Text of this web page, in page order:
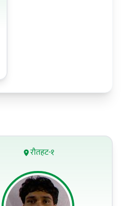
रौतहट-१